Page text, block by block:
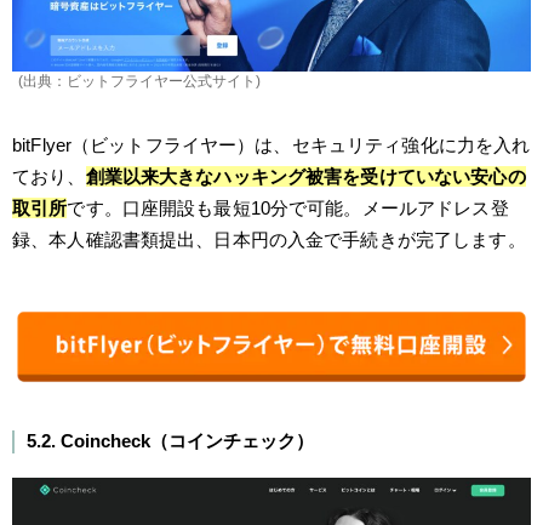
(出典：ビットフライヤー公式サイト)
bitFlyer（ビットフライヤー）は、セキュリティ強化に力を入れ
ており、 創業以来大きなハッキング被害を受けていない安心の
取引所です。口座開設も最短10分で可能。メールアドレス登
録、本人確認書類提出、日本円の入金で手続きが完了します。
5.2. Coincheck（コインチェック）